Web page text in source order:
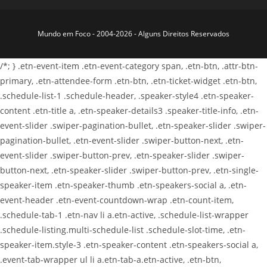
Mundo em Foco - 2004-2026 - Alguns Direitos Reservados
/*; } .etn-event-item .etn-event-category span, .etn-btn, .attr-btn-
primary, .etn-attendee-form .etn-btn, .etn-ticket-widget .etn-btn,
.schedule-list-1 .schedule-header, .speaker-style4 .etn-speaker-
content .etn-title a, .etn-speaker-details3 .speaker-title-info, .etn-
event-slider .swiper-pagination-bullet, .etn-speaker-slider .swiper-
pagination-bullet, .etn-event-slider .swiper-button-next, .etn-
event-slider .swiper-button-prev, .etn-speaker-slider .swiper-
button-next, .etn-speaker-slider .swiper-button-prev, .etn-single-
speaker-item .etn-speaker-thumb .etn-speakers-social a, .etn-
event-header .etn-event-countdown-wrap .etn-count-item,
.schedule-tab-1 .etn-nav li a.etn-active, .schedule-list-wrapper
.schedule-listing.multi-schedule-list .schedule-slot-time, .etn-
speaker-item.style-3 .etn-speaker-content .etn-speakers-social a,
.event-tab-wrapper ul li a.etn-tab-a.etn-active, .etn-btn,